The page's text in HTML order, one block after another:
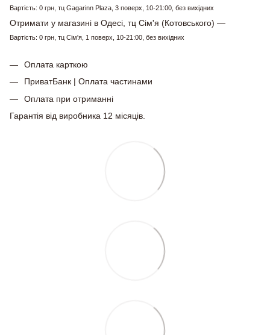
Вартість: 0 грн, тц Gagarinn Plaza, 3 поверх, 10-21:00, без вихідних
Отримати у магазині в Одесі, тц Сім'я (Котовського) —
Вартість: 0 грн, тц Сім'я, 1 поверх, 10-21:00, без вихідних
Оплата карткою
ПриватБанк | Оплата частинами
Оплата при отриманні
Гарантія від виробника 12 місяців.